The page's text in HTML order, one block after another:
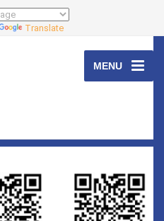
Translate
MENU